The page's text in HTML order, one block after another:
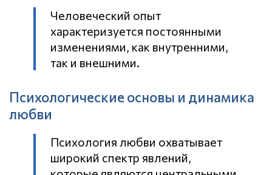
Человеческий опыт
характеризуется постоянными
изменениями, как внутренними,
так и внешними.
Психологические основы и динамика
любви
Психология любви охватывает
широкий спектр явлений,